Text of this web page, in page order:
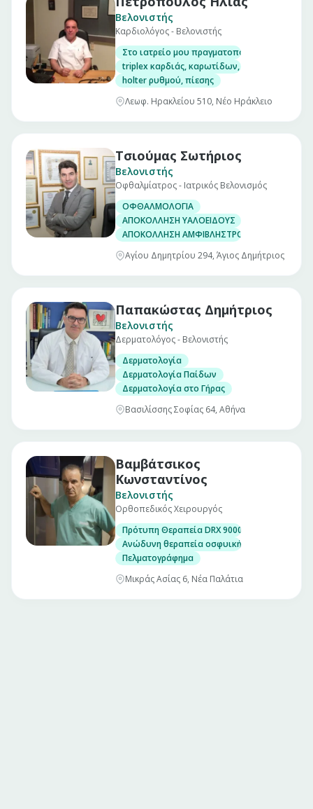
Βελονιστής
Καρδιολόγος - Βελονιστής
Στο ιατρείο μου πραγματοποιούνται οι
triplex καρδιάς, καρωτίδων, κοιλιακής
holter ρυθμού, πίεσης
Λεωφ. Ηρακλείου 510, Νέο Ηράκλειο
Τσιούμας Σωτήριος
Βελονιστής
Οφθαλμίατρος - Ιατρικός Βελονισμός
ΟΦΘΑΛΜΟΛΟΓΙΑ
ΑΠΟΚΟΛΛΗΣΗ ΥΑΛΟΕΙΔΟΥΣ
ΑΠΟΚΟΛΛΗΣΗ ΑΜΦΙΒΛΗΣΤΡΟΕΙΔΟΥΣ
Αγίου Δημητρίου 294, Άγιος Δημήτριος
Παπακώστας Δημήτριος
Βελονιστής
Δερματολόγος - Βελονιστής
Δερματολογία
Δερματολογία Παίδων
Δερματολογία στο Γήρας
Βασιλίσσης Σοφίας 64, Αθήνα
Βαμβάτσικος
Κωνσταντίνος
Βελονιστής
Ορθοπεδικός Χειρουργός
Πρότυπη Θεραπεία DRX 9000
Ανώδυνη θεραπεία οσφυικής χώρας με την
Πελματογράφημα
Μικράς Ασίας 6, Νέα Παλάτια